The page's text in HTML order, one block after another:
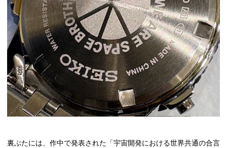
裏ぶたには、作中で発表された「宇宙開発における世界共通の合言